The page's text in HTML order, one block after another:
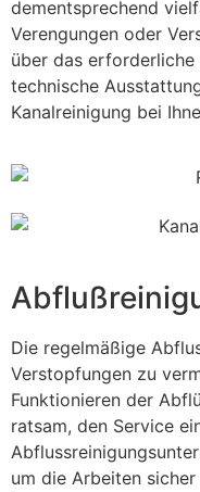
dementsprechend
Verengungen oder
über das
technische
Kanalreinigung bei
Die regelmäßige
Verstopfungen zu
Funktionieren der
ratsam, den Service
um die Arbeiten